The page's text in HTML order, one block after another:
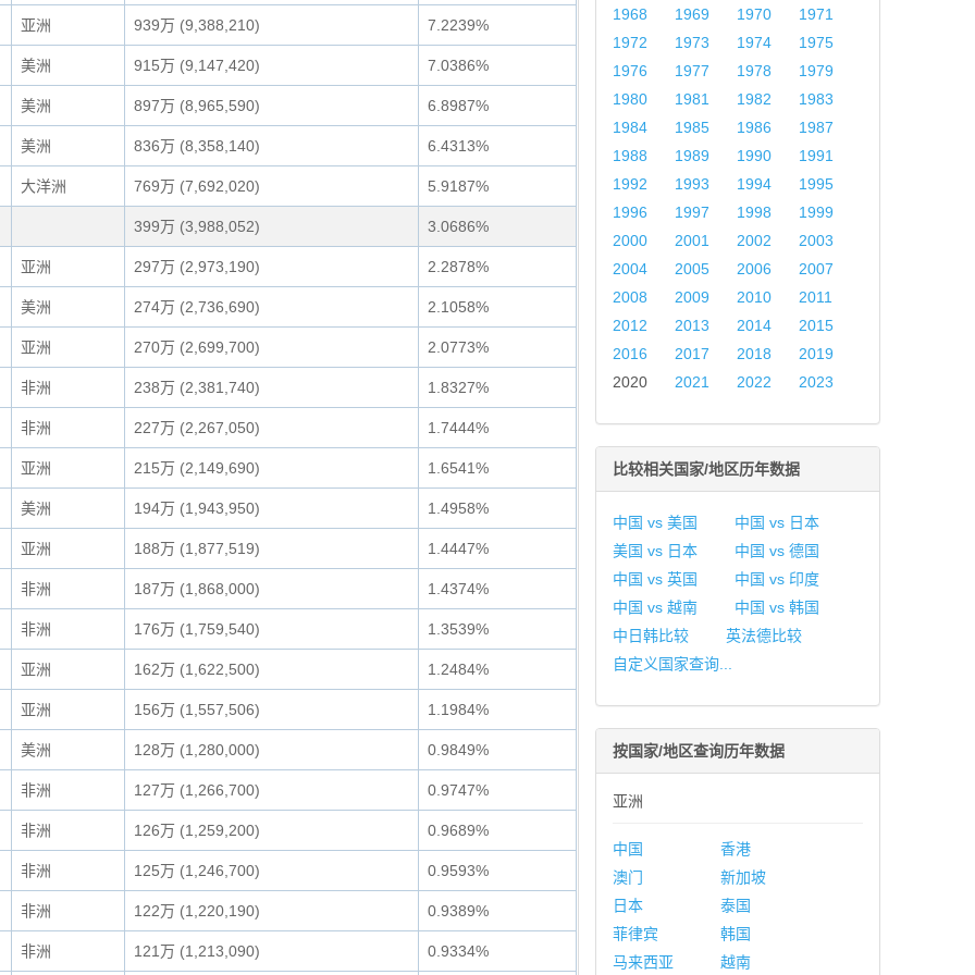
亚洲 939万 (9,388,210) 7.2239%
美洲 915万 (9,147,420) 7.0386%
美洲 897万 (8,965,590) 6.8987%
美洲 836万 (8,358,140) 6.4313%
大洋洲 769万 (7,692,020) 5.9187%
399万 (3,988,052) 3.0686%
亚洲 297万 (2,973,190) 2.2878%
美洲 274万 (2,736,690) 2.1058%
亚洲 270万 (2,699,700) 2.0773%
非洲 238万 (2,381,740) 1.8327%
非洲 227万 (2,267,050) 1.7444%
亚洲 215万 (2,149,690) 1.6541%
美洲 194万 (1,943,950) 1.4958%
亚洲 188万 (1,877,519) 1.4447%
非洲 187万 (1,868,000) 1.4374%
非洲 176万 (1,759,540) 1.3539%
亚洲 162万 (1,622,500) 1.2484%
亚洲 156万 (1,557,506) 1.1984%
美洲 128万 (1,280,000) 0.9849%
非洲 127万 (1,266,700) 0.9747%
非洲 126万 (1,259,200) 0.9689%
非洲 125万 (1,246,700) 0.9593%
非洲 122万 (1,220,190) 0.9389%
非洲 121万 (1,213,090) 0.9334%
1968 1969 1970
1971
1972
1973 1974
1975
1976
1977 1978
1979
1980
1981 1982
1983
1984
1985 1986
1987
1988
1989 1990
1991
1992
1993 1994
1995
1996
1997 1998
1999
2000
2001 2002
2003
2004
2005 2006
2007
2008
2009 2010
2011
2012
2013 2014
2015
2016
2017 2018
2019
2020
2021 2022 2023
比较相关国家/地区历年数据
中国 vs 美国
中国 vs 日本
美国 vs 日本
中国 vs 德国
中国 vs 英国
中国 vs 印度
中国 vs 越南
中国 vs 韩国
中日韩比较
英法德比较
自定义国家查询...
按国家/地区查询历年数据
亚洲
中国
香港
澳门
新加坡
日本
泰国
菲律宾
韩国
马来西亚
越南